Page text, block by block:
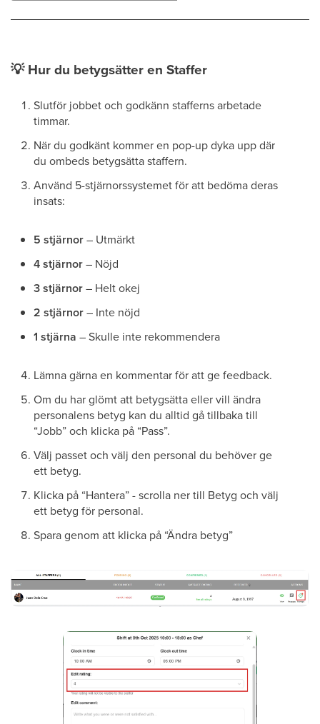
💡Hur du betygsätter en Staffer
Slutför jobbet och godkänn stafferns arbetade
timmar.
När du godkänt kommer en pop-up dyka upp där
du ombeds betygsätta staffern.
Använd 5-stjärnorssystemet för att bedöma deras
insats:
5 stjärnor– Utmärkt
4 stjärnor– Nöjd
3 stjärnor– Helt okej
2 stjärnor– Inte nöjd
1 stjärna – Skulle inte rekommendera
Lämna gärna en kommentar för att ge feedback.
Om du har glömt att betygsätta eller vill ändra
personalens betyg kan du alltid gå tillbaka till
“Jobb” och klicka på “Pass”.
Välj passet och välj den personal du behöver ge
ett betyg.
Klicka på “Hantera” - scrolla ner till Betyg och välj
ett betyg för personal.
Spara genom att klicka på “Ändra betyg”